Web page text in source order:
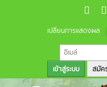
เปลี่ยนการแสดงผล
สมัค